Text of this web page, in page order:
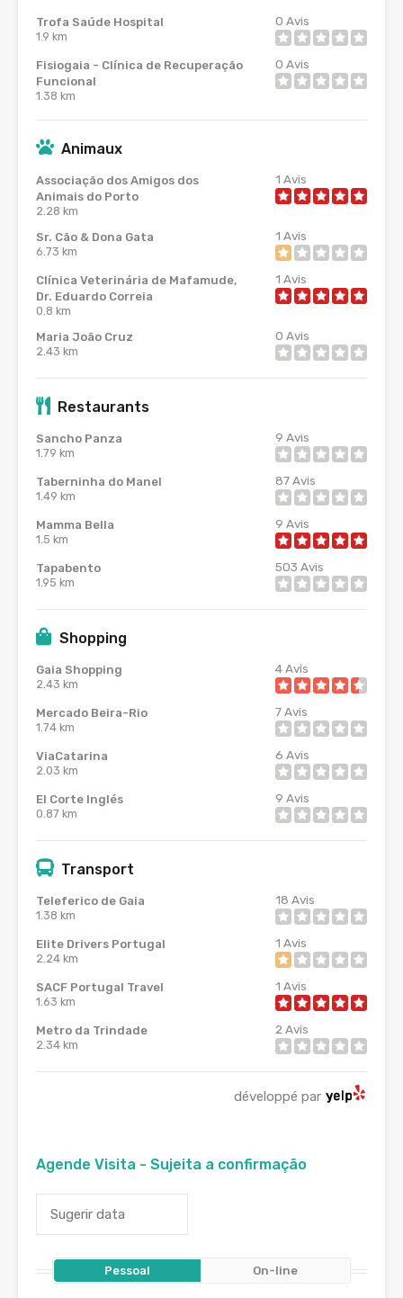
Trofa Saúde Hospital
1.9 km
0 Avis
Fisiogaia - Clínica de Recuperação
Funcional
1.38 km
0 Avis
Animaux
Associação dos Amigos dos
Animais do Porto
2.28 km
1 Avis
Sr. Cão & Dona Gata
6.73 km
1 Avis
Clínica Veterinária de Mafamude,
Dr. Eduardo Correia
0.8 km
1 Avis
Maria João Cruz
2.43 km
0 Avis
Restaurants
Sancho Panza
1.79 km
9 Avis
Taberninha do Manel
1.49 km
87Avis
Mamma Bella
1.5 km
9 Avis
Tapabento
1.95 km
503 Avis
Shopping
Gaia Shopping
2.43 km
4Avis
Mercado Beira-Rio
1.74 km
7Avis
ViaCatarina
2.03 km
6 Avis
El Corte Inglés
0.87 km
9 Avis
Transport
Teleferico de Gaia
1.38 km
18 Avis
Elite Drivers Portugal
2.24 km
1 Avis
SACF Portugal Travel
1.63 km
1 Avis
Metro da Trindade
2.34 km
2 Avis
développé par
Agende Visita - Sujeita a confirmação
Pessoal On-line